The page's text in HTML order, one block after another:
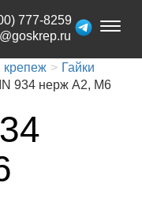
Toggle
777-8259
Гайки
934 нерж A2, М6